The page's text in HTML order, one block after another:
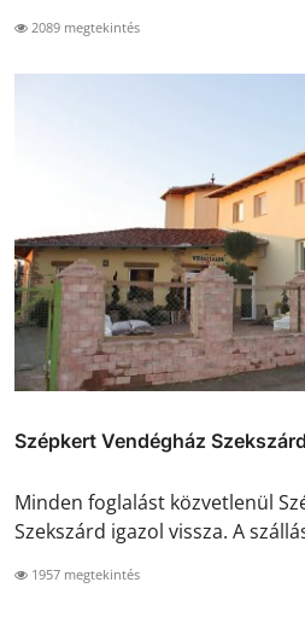
2089 megtekintés
Szépkert Vendégház Szekszárd
Minden foglalást közvetlenül
Szekszárd igazol vissza. A
1957 megtekintés